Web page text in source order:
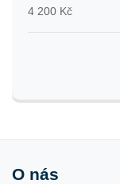
4 200 Kč
O nás